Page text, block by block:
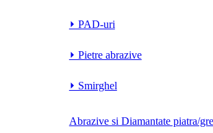
⏵ PAD-uri
⏵ Pietre abrazive
⏵ Smirghel
Abrazive si Diamantate piatra/